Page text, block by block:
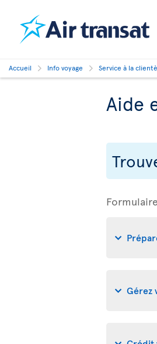
Accueil Info voyage Service à la
Aide
Gérez